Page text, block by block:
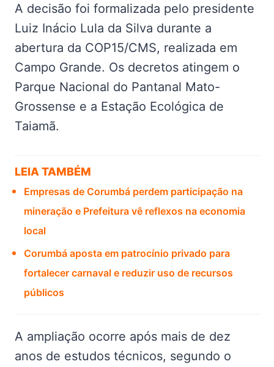
A decisão foi formalizada pelo presidente
Luiz Inácio Lula da Silva durante a
abertura da COP15/CMS, realizada em
Campo Grande. Os decretos atingem o
Parque Nacional do Pantanal Mato-
Grossense e a Estação Ecológica de
Taiamã.
LEIA TAMBÉM
Empresas de Corumbá perdem participação na
mineração e Prefeitura vê reflexos na economia
local
Corumbá aposta em patrocínio privado para
fortalecer carnaval e reduzir uso de recursos
públicos
A ampliação ocorre após mais de dez
anos de estudos técnicos, segundo o